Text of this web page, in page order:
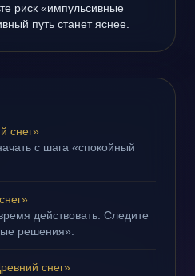
риск «импульсивные
путь станет яснее.
снег»
с шага «спокойный
действовать. Следите
решения».
снег»